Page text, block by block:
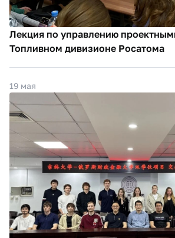
Лекция по управлению
Топливном дивизионе Росатома
19 мая